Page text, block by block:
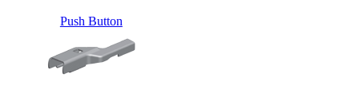
Push Button